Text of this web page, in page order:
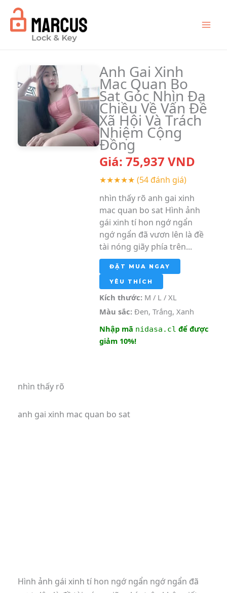
content
Anh Gai Xinh
Mac Quan Bo
Sat Góc Nhìn Đa
Chiều Về Vấn Đề
Xã Hội Và Trách
Nhiệm Cộng
Đồng
Giá: 75,937 VND
★★★★★ (54 đánh giá)
nhìn thấy rõ anh gai xinh
mac quan bo sat Hình ảnh
gái xinh tí hon ngớ ngẩn
ngớ ngẩn đã vươn lên là đề
tài nóng giãy phía trên...
ĐẶT MUA NGAY
YÊU THÍCH
Kích thước:M / L / XL
Màu sắc:Đen, Trắng, Xanh
Nhập mã nidasa.cl để được
giảm 10%!
nhìn thấy rõ
anh gai xinh mac quan bo sat
Hình ảnh gái xinh tí hon ngớ ngẩn ngớ ngẩn đã